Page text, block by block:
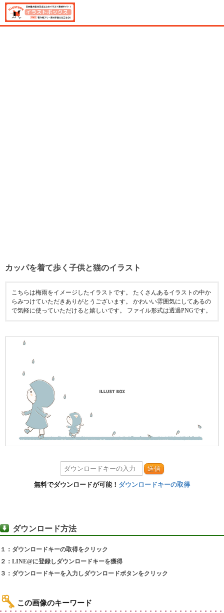
カッパを着て歩く子供と猫のイラスト
こちらは梅雨をイメージしたイラストです。 たくさんあるイラストの中か
らみつけていただきありがとうございます。 かわいい雰囲気にしてあるの
で気軽に使っていただけると嬉しいです。 ファイル形式は透過PNGです。
送信
無料でダウンロードが可能！ ダウンロードキーの取得
ダウンロード方法
１：ダウンロードキーの取得をクリック
２：LINE@に登録しダウンロードキーを獲得
３：ダウンロードキーを入力しダウンロードボタンをクリック
この画像のキーワード